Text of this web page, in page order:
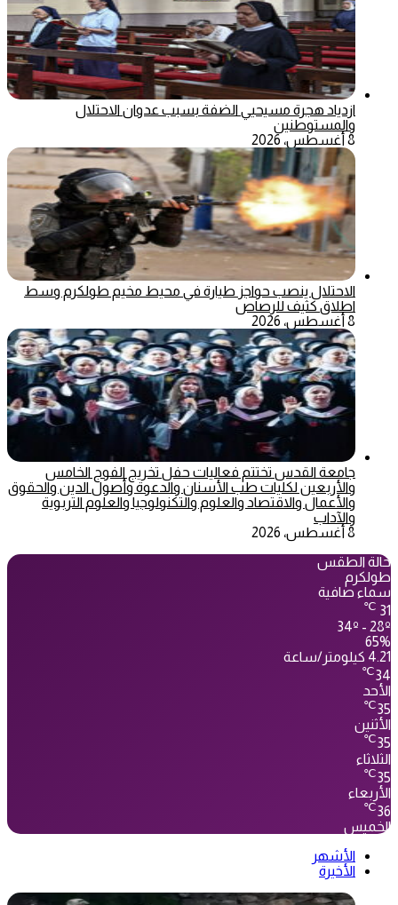
ازدياد هجرة مسيحيي الضفة بسبب عدوان الاحتلال
والمستوطنين
8 أغسطس، 2026
الاحتلال ينصب حواجز طيارة في محيط مخيم طولكرم وسط
اطلاق كثيف للرصاص
8 أغسطس، 2026
جامعة القدس تختتم فعاليات حفل تخريج الفوج الخامس
والأربعين لكليات طب الأسنان والدعوة وأصول الدين والحقوق
والأعمال والاقتصاد والعلوم والتكنولوجيا والعلوم التربوية
والآداب
8 أغسطس، 2026
حالة الطقس
طولكرم
سماء صافية
31
℃
34º - 28º
65%
4.21 كيلومتر/ساعة
34
℃
الأحد
35
℃
الأثنين
35
℃
الثلاثاء
35
℃
الأربعاء
36
℃
الخميس
الأشهر
الأخيرة